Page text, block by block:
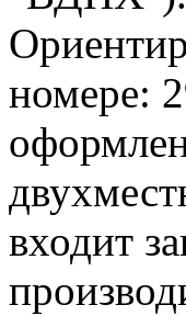
номере:
входит